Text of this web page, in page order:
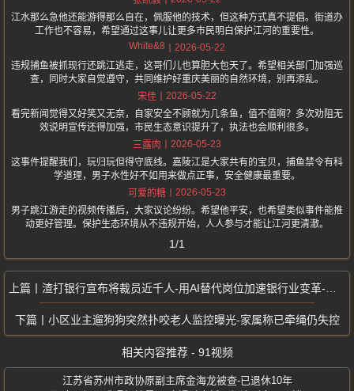
江水那么急他还能游得那么自在，佩服他的技术，但这种方式真不提倡。街道办
工作也不容易，希望通过这事儿让更多市民明白保护江河的重要性。
White&8
2026-05-22
违规捕鱼被抓现行还跳江逃走，这哥们儿也算胆大包天了。希望相关部门加强巡
查，同时大家自觉遵守，共同维护好重庆美丽的自然环境，别再添乱。
宋佳
2026-05-22
看完新闻觉得又好笑又无奈，自家安全不顾就为几条鱼，值不值啊？多次劝阻无
效说明宣传还得加强，市民生态意识提升了，执法也会顺利很多。
三露肉
2026-05-23
这事件提醒我们，玩归玩但得守底线。嘉陵江是大家共有的宝贝，捕鱼禁令有科
学道理，男子水性好不如用来做点正事，安全健康最重要。
可爱的糖
2026-05-23
男子跳江游走的视频传播后，大家议论纷纷。希望他平安，也希望类似事件能推
动更好管理。保护生态环境从不违规开始，人人参与才能让江河更清澈。
1/1
渣打银行宣布将裁员近千人-用AI替代岗位加速银行业变革-转型浪潮已至
小区业主遛狗狗突然扑咬老人监控曝光-家属称已牵绳仍失控
相关内容推荐 - 91视频
江苏省苏州市政协原副主席金海龙被查-已退休10年